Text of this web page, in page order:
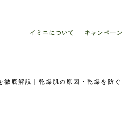
イミニについて キャンペーン
徹底解説｜乾燥肌の原因・乾燥を防